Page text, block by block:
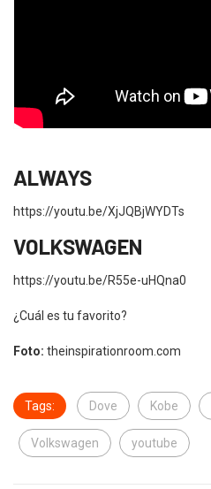
ALWAYS
https://youtu.be/XjJQBjWYDTs
VOLKSWAGEN
https://youtu.be/R55e-uHQna0
¿Cuál es tu favorito?
Foto: theinspirationroom.com
Tags: Dove Kobe
Volkswagen youtube